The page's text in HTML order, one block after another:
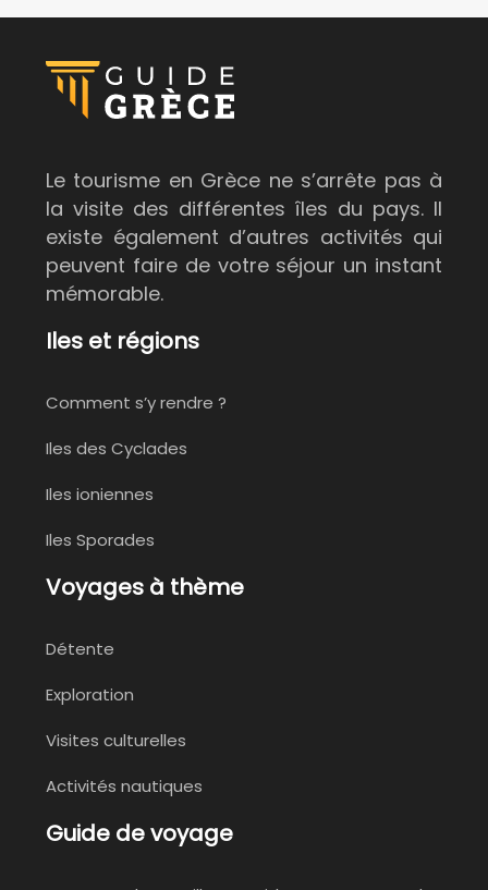
Le tourisme en Grèce ne s’arrête pas à
la visite des différentes îles du pays. Il
existe également d’autres activités qui
peuvent faire de votre séjour un instant
mémorable.
Iles et régions
Comment s’y rendre ?
Iles des Cyclades
Iles ioniennes
Iles Sporades
Voyages à thème
Détente
Exploration
Visites culturelles
Activités nautiques
Guide de voyage